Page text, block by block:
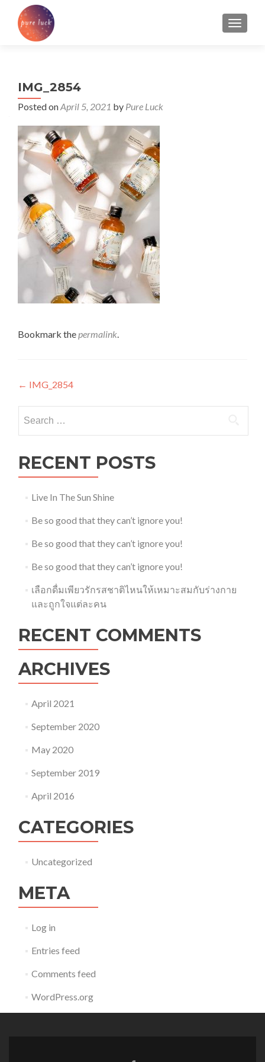
IMG_2854
Posted onApril 5, 2021 by Pure Luck
Bookmark thepermalink.
Post
navigation
← IMG_2854
for:
RECENT POSTS
Live In The Sun Shine
Be so good that they can’t ignore you!
Be so good that they can’t ignore you!
Be so good that they can’t ignore you!
เลือกดื่มเพียวรักรสชาติไหนให้เหมาะสมกับร่างกาย
และถูกใจแต่ละคน
RECENT COMMENTS
ARCHIVES
April 2021
September 2020
May 2020
September 2019
April 2016
CATEGORIES
Uncategorized
META
Log in
Entries feed
Comments feed
WordPress.org